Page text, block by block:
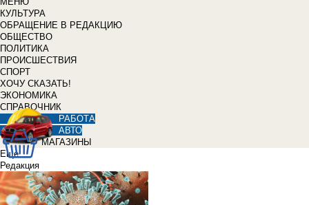
КУЛЬТУРА
ОБРАЩЕНИЕ В РЕДАКЦИЮ
ОБЩЕСТВО
ПОЛИТИКА
ПРОИСШЕСТВИЯ
СПОРТ
ХОЧУ СКАЗАТЬ!
ЭКОНОМИКА
СПРАВОЧНИК
РАБОТА
АВТО
МАГАЗИНЫ
Еще
Редакция